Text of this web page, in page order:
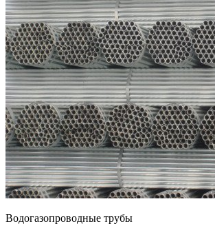
Водогазопроводные трубы